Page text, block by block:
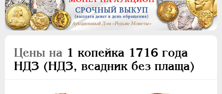
Цены на 1 копейка 1716 года
НДЗ (НДЗ, всадник без плаща)
ПEТР I 1699 - 1725
Серебро
Медь